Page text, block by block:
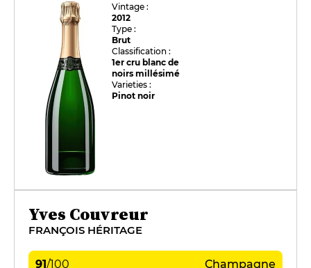
Vintage :
2012
Type :
Brut
Classification :
1er cru blanc de
noirs millésimé
Varieties :
Pinot noir
Yves Couvreur
FRANÇOIS HÉRITAGE
91/100 Champagne